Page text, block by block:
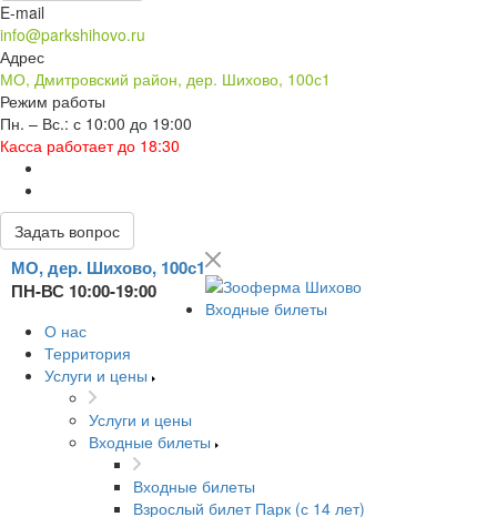
E-mail
info@parkshihovo.ru
Адрес
МО, Дмитровский район, дер. Шихово, 100с1
Режим работы
Пн. – Вс.: с 10:00 до 19:00
Касса работает до 18:30
Задать вопрос
МО, дер. Шихово, 100с1
ПН-ВС 10:00-19:00
Входные билеты
О нас
Территория
Услуги и цены
Услуги и цены
Входные билеты
Входные билеты
Взрослый билет Парк (с 14 лет)